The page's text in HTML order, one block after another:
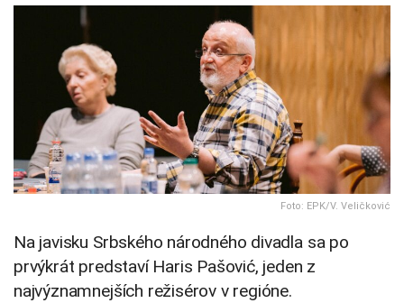
Foto: EPK/V. Veličković
Na javisku Srbského národného divadla sa po
prvýkrát predstaví Haris Pašović, jeden z
najvýznamnejších režisérov v regióne.